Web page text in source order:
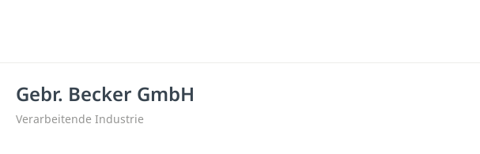
Gebr. Becker GmbH
Verarbeitende Industrie